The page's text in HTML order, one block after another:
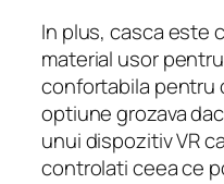
In plus, casca este
material usor
confortabila pentru
optiune grozava
unui dispozitiv VR
controlati ceea ce